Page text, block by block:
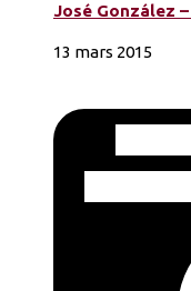
José González
13 mars 2015